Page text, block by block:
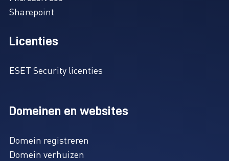
Sharepoint
Licenties
ESET Security licenties
Domeinen en websites
Domein registreren
Domein verhuizen